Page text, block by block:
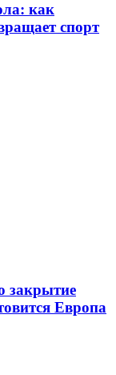
как
спорт
закрытие
Европа